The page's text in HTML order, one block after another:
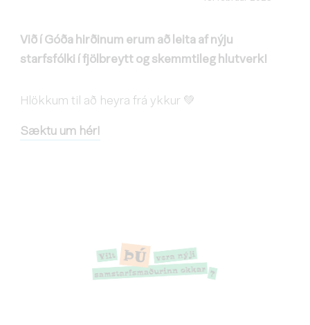
Við í Góða hirðinum erum að leita af nýju
starfsfólki í fjölbreytt og skemmtileg hlutverk!
Hlökkum til að heyra frá ykkur 💚
Sæktu um hér!